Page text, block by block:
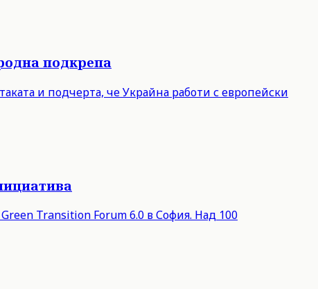
подкрепа
и подчерта, че Украйна работи с европейски
Transition Forum 6.0 в София. Над 100